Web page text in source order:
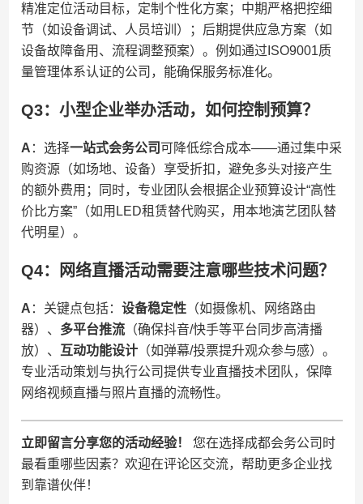
精准定位活动目标，定制个性化方案；中期严格把控细
节（如设备调试、人员培训）；后期提供应急方案（如
设备故障备用、流程调整预案）。例如通过ISO9001质
量管理体系认证的公司，能确保服务标准化。
Q3：小型企业举办活动，如何控制预算？
​A​ ​：选择​​一站式会务公司​ ​可降低综合成本——通过集中采
购资源（如场地、设备）享受折扣，避免多头对接产生
的额外费用；同时，专业团队会根据企业预算设计“高性
价比方案”（如用LED租赁替代购买，用本地演艺团队替
代明星）。
Q4：网络直播活动需要注意哪些技术问题？
​A​ ​：关键点包括：​ ​设备稳定性​​（如摄像机、网络路由
器）、​ ​多平台推流​​（确保抖音/快手等平台同步高清播
放）、​
​互动功能设计​​（如弹幕/投票提升观众参与感）。
专业活动策划与执行公司提供专业直播技术团队，保障
网络视频直播与照片直播的流畅性。
​立即留言分享您的活动经验！​
​ 您在选择成都会务公司时
最看重哪些因素？欢迎在评论区交流，帮助更多企业找
到靠谱伙伴！